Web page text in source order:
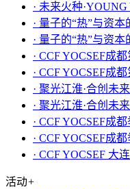
· 未来火种
· 量子的“热”与资本
· 量子的“热”与资本
· CCF YOCSEF成
· CCF YOCSEF成
· 聚光江淮·合创未
· 聚光江淮·合创未
· CCF YOCSEF成
· CCF YOCSEF成
· CCF YOCSEF 大
活动+